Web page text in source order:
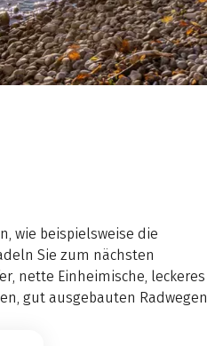
wie beispielsweise die
Sie zum nächsten
nette Einheimische, leckeres
gut ausgebauten Radwegen